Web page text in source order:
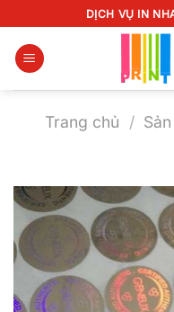
đến
nội
dung
DỊCH VỤ IN
Trang chủ /